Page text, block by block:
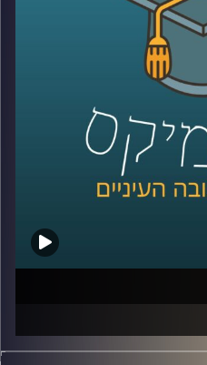
אילו תכונות כדאי
בשוק העבודה
?
הוירטואלית